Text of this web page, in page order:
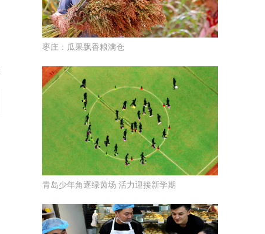
枣庄：瓜果飘香粮满仓
青岛少年角逐绿茵场 活力迎接新学期